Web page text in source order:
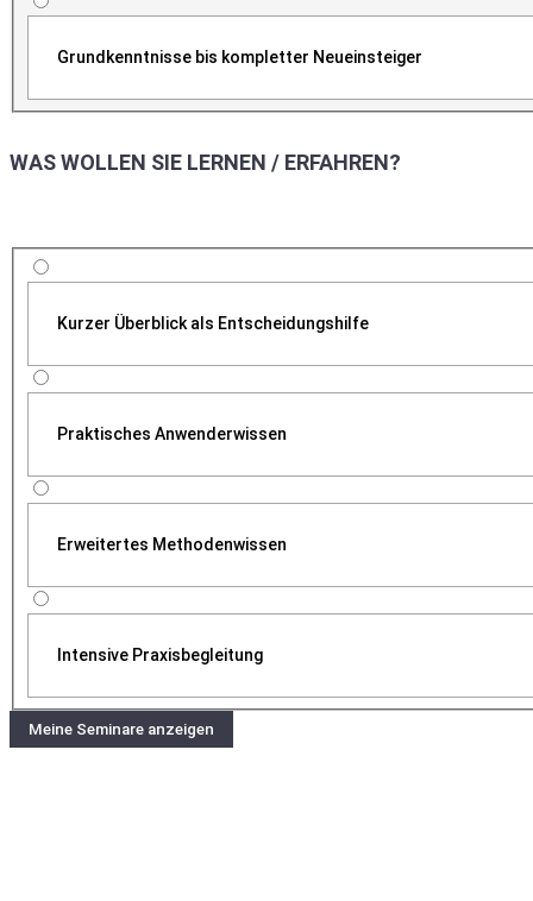
Grundkenntnisse bis kompletter Neueinsteiger
WAS WOLLEN SIE LERNEN / ERFAHREN?
Kurzer Überblick als Entscheidungshilfe
Praktisches Anwenderwissen
Erweitertes Methodenwissen
Intensive Praxisbegleitung
Meine Seminare anzeigen